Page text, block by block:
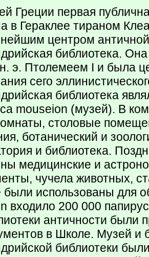
Греции первая
в Гераклее тираном
центром
библиотека.
э. Птолемеем I и была
сего
библиотека
mouseion (музей). В
столовые
ботанический и
и библиотека.
медицинские и
чучела животных,
были использованы для
входило 200 000
античности были
в Школе. Музей и
библиотеки